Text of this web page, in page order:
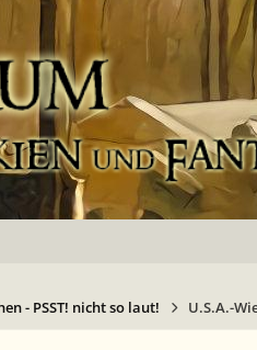
- PSST! nicht so laut! U.S.A.-